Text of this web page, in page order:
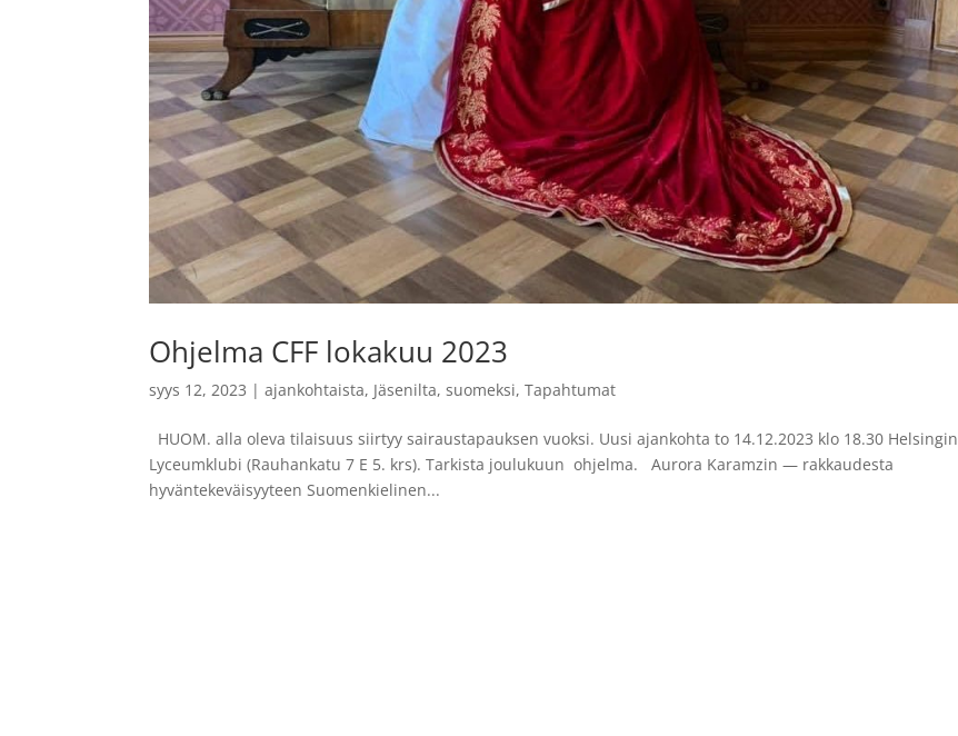
Ohjelma CFF lokakuu 2023
syys 12, 2023 |ajankohtaista, Jäsenilta,suomeksi,Tapahtumat
HUOM. alla oleva tilaisuus siirtyy sairaustapauksen vuoksi. Uusi ajankohta to 14.12.2023 klo 18.30 Helsingin
Lyceumklubi (Rauhankatu 7 E 5. krs). Tarkista joulukuun ohjelma. Aurora Karamzin — rakkaudesta
hyväntekeväisyyteen Suomenkielinen...